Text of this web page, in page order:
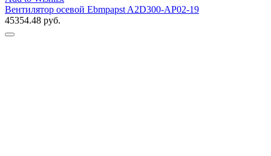
Вентилятор осевой Ebmpapst A2D300-AP02-19
45354.48 руб.